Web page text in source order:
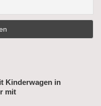
Kinderwagen in
mit